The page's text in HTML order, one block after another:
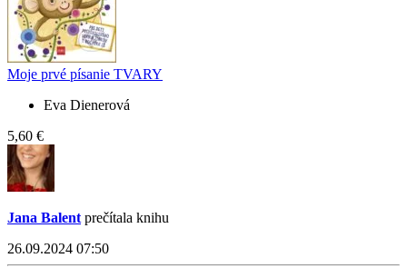
Moje prvé písanie TVARY
Eva Dienerová
5,60 €
Jana Balent prečítala knihu
26.09.2024 07:50